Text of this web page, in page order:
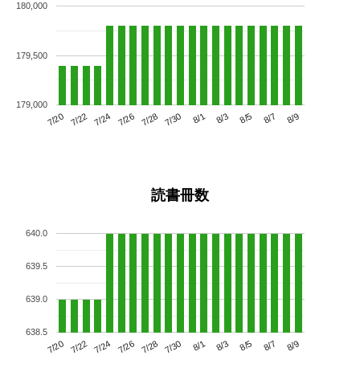
7/20 7/22 7/24 7/26 7/28 7/30 8/1 8/3 8/5 8/7 8/9
179,000
179,500
180,000
読書冊数
7/20 7/22 7/24 7/26 7/28 7/30 8/1 8/3 8/5 8/7 8/9
638.5
639.0
639.5
640.0